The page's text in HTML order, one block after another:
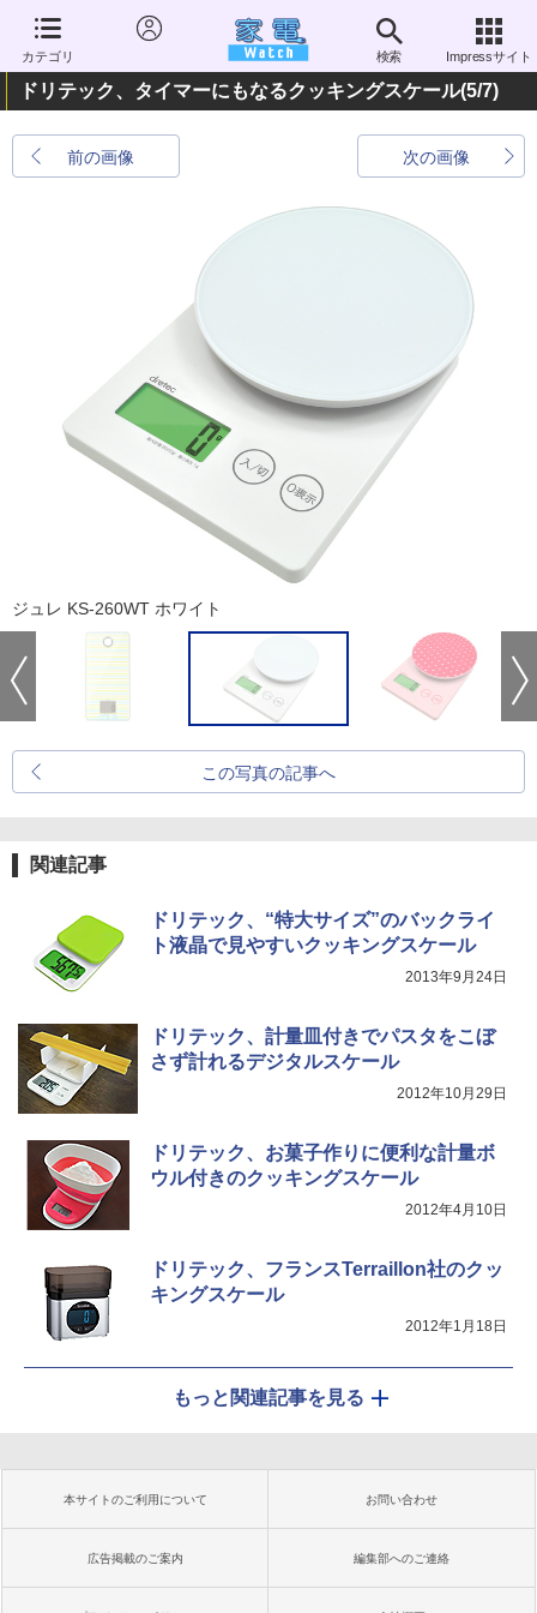
カテゴリ 検索 Impressサイト
ドリテック、タイマーにもなるクッキングスケール(5/7)
前の画像 次の画像
ジュレ KS-260WT ホワイト
この写真の記事へ
関連記事
ドリテック、“特大サイズ”のバックライ
ト液晶で見やすいクッキングスケール
2013年9月24日
ドリテック、計量皿付きでパスタをこぼ
さず計れるデジタルスケール
2012年10月29日
ドリテック、お菓子作りに便利な計量ボ
ウル付きのクッキングスケール
2012年4月10日
ドリテック、フランスTerraillon社のクッ
キングスケール
2012年1月18日
もっと関連記事を見る
本サイトのご利用について お問い合わせ
広告掲載のご案内 編集部へのご連絡